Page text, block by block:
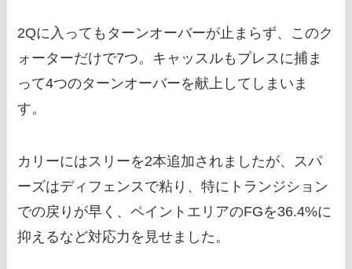
2Qに入ってもターンオーバーが止まらず、このク
ォーターだけで7つ。キャッスルもプレスに捕ま
って4つのターンオーバーを献上してしまいま
す。
カリーにはスリーを2本追加されましたが、スパ
ーズはディフェンスで粘り、特にトランジション
での戻りが早く、ペイントエリアのFGを36.4%に
抑えるなど対応力を見せました。